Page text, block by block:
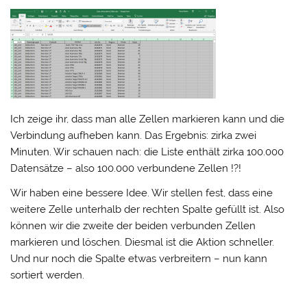
Ich zeige ihr, dass man alle Zellen markieren kann und die
Verbindung aufheben kann. Das Ergebnis: zirka zwei
Minuten. Wir schauen nach: die Liste enthält zirka 100.000
Datensätze – also 100.000 verbundene Zellen !?!
Wir haben eine bessere Idee. Wir stellen fest, dass eine
weitere Zelle unterhalb der rechten Spalte gefüllt ist. Also
können wir die zweite der beiden verbunden Zellen
markieren und löschen. Diesmal ist die Aktion schneller.
Und nur noch die Spalte etwas verbreitern – nun kann
sortiert werden.